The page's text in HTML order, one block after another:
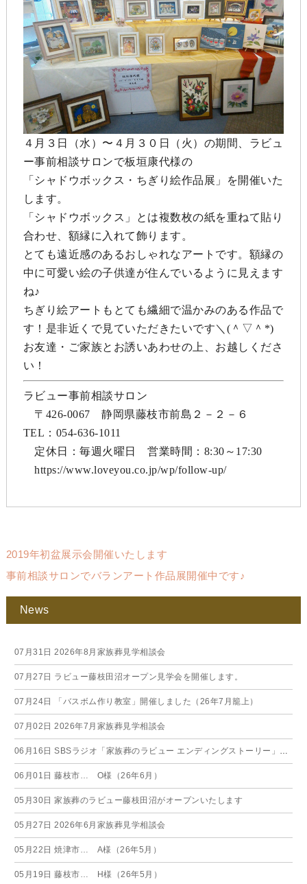
４月３日（水）〜４月３０日（火）の期間、ラビュ
ー事前相談サロンで板垣康代様の
「シャドウボックス・ちぎり絵作品展」を開催いた
します。
「シャドウボックス」とは複数枚の紙を重ねて貼り
合わせ、額縁に入れて飾ります。
とても遠近感のあるおしゃれなアートです。額縁の
中に可愛い絵の子供達が住んでいるように見えます
ね♪
ちぎり絵アートもとても繊細で温かみのある作品で
す！是非近くで見ていただきたいです＼(＾▽＾*)
お友達・ご家族とお誘いあわせの上、お越しくださ
い！
ラビュー事前相談サロン
〒426-0067 静岡県藤枝市前島２－２－６
TEL：054-636-1011
定休日：毎週火曜日 営業時間：8:30～17:30
https://www.loveyou.co.jp/wp/follow-up/
2019年初盆展示会開催いたします
事前相談サロンでバランアート作品展開催中です♪
News
07月31日 2026年8月家族葬見学相談会
07月27日 ラビュー藤枝田沼オープン見学会を開催します。
07月24日 「バスボム作り教室」開催しました（26年7月籠上）
07月02日 2026年7月家族葬見学相談会
06月16日 SBSラジオ「家族葬のラビュー エンディングストーリー」に弊社スタッフが出演いたしました（26年6月）
06月01日 藤枝市… O様（26年6月）
05月30日 家族葬のラビュー藤枝田沼がオープンいたします
05月27日 2026年6月家族葬見学相談会
05月22日 焼津市… A様（26年5月）
05月19日 藤枝市… H様（26年5月）